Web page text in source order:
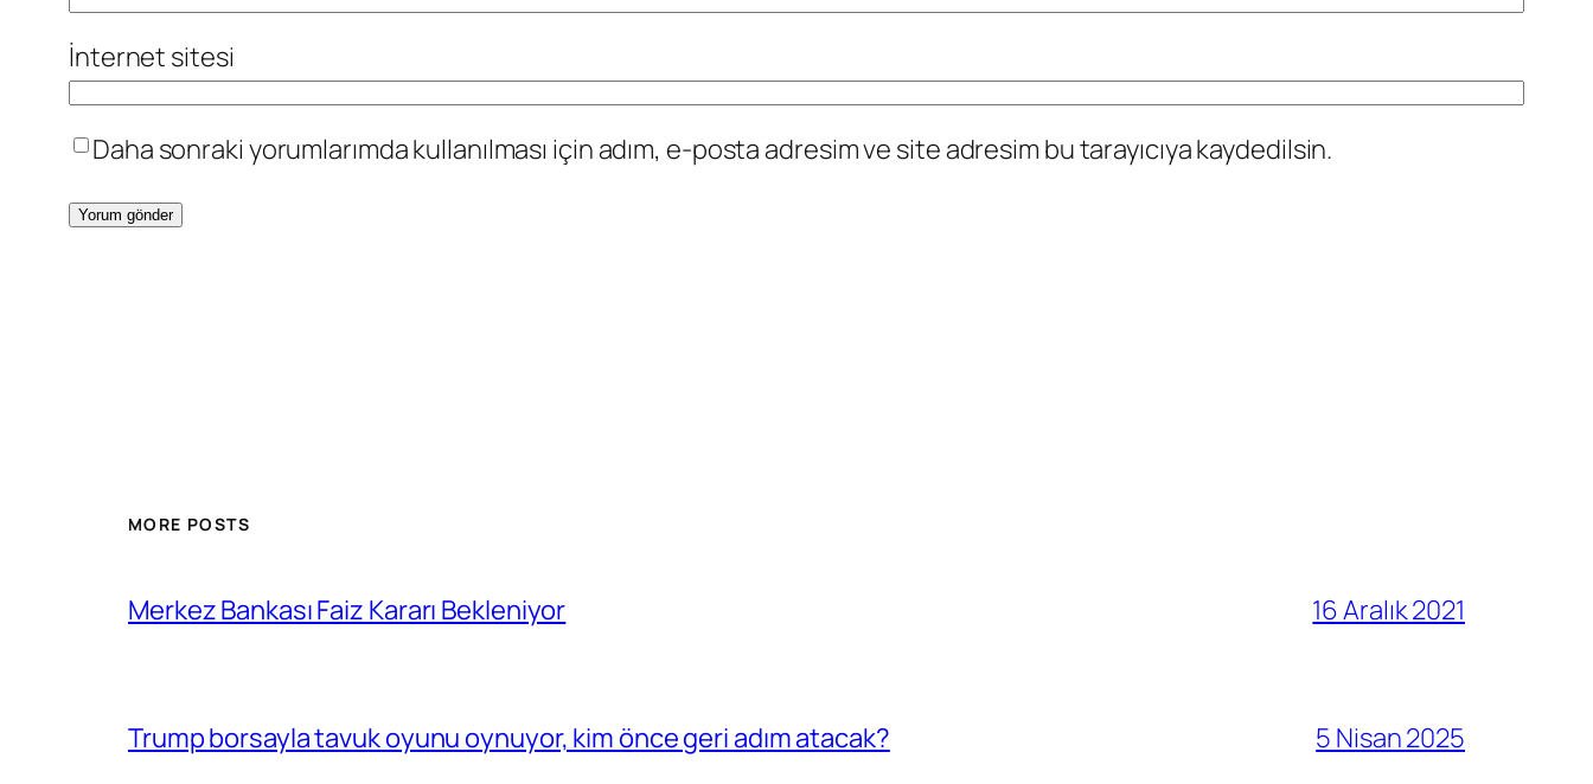
İnternet sitesi
Daha sonraki yorumlarımda kullanılması için adım, e-posta adresim ve site adresim bu tarayıcıya kaydedilsin.
MORE POSTS
Merkez Bankası Faiz Kararı Bekleniyor 16 Aralık 2021
Trump borsayla tavuk oyunu oynuyor, kim önce geri adım atacak? 5 Nisan 2025